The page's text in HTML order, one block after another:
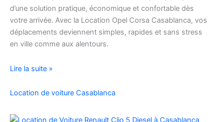
d’une solution pratique, économique et confortable dès
votre arrivée. Avec la Location Opel Corsa Casablanca, vos
déplacements deviennent simples, rapides et sans stress
en ville comme aux alentours.
Location
Corsa
Aéroport
Lire la suite »
Location de voiture Casablanca